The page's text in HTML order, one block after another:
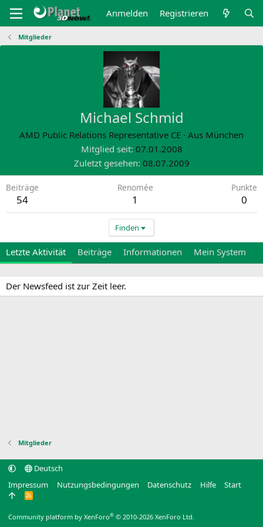
Anmelden Registrieren
Mitglieder
Michael Schmid
AMD Public Relations Representative CE · Aus München
Mitglied seit 07.01.2008
Zuletzt gesehen 08.07.2009
Beiträge
54
Renomée
1
Punkte
0
Finden
Letzte Aktivität Beiträge Informationen Mein System
Der Newsfeed ist zur Zeit leer.
Mitglieder
Deutsch
Impressum
Nutzungsbedingungen Datenschutz Hilfe Start
R
Community platform by XenForo® © 2010-2026 XenForo Ltd.